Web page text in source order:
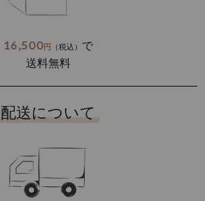
16,500円 （税込） で
送料無料
配送について